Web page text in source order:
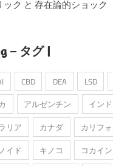
ク と 存在論的ショック
– タグ |
CBD DEA LSD
アルゼンチン インド
リア
カナダ
カリフ
イド
キノコ
コカイン